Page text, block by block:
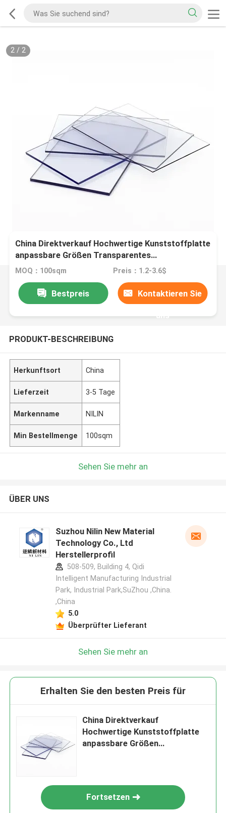
2/ 2
China Direktverkauf Hochwertige Kunststoffplatte
anpassbare Größen Transparentes
Kunststoffblech Festes Polycarbonatblech
MOQ：100sqm Preis：1.2-3.6$
Bestpreis Kontaktieren Sie
uns
PRODUKT-BESCHREIBUNG
Herkunftsort China
Lieferzeit 3-5 Tage
Markenname NILIN
Min Bestellmenge 100sqm
Sehen Sie mehr an
ÜBER UNS
Suzhou Nilin New Material
Technology Co., Ltd
Herstellerprofil
508-509, Building 4, Qidi
Intelligent Manufacturing Industrial
Park, Industrial Park,SuZhou ,China.
,China
5.0
Überprüfter Lieferant
Sehen Sie mehr an
Erhalten Sie den besten Preis für
China Direktverkauf
Hochwertige Kunststoffplatte
anpassbare Größen
Fortsetzen